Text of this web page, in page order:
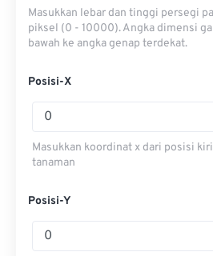
Masukkan lebar dan tinggi persegi
piksel (0 - 10000). Angka dimensi
bawah ke angka genap terdekat.
Posisi-X
Masukkan koordinat x dari posisi
tanaman
Posisi-Y